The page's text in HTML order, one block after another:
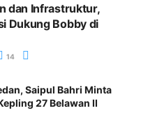
dan Infrastruktur,
Dukung Bobby di
14
Saipul Bahri Minta
27 Belawan II